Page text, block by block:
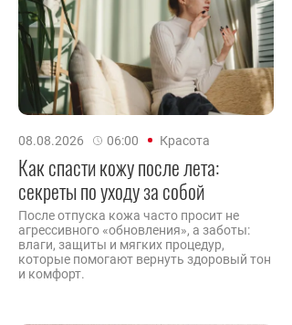
08.08.2026 06:00 Красота
Как спасти кожу после лета:
секреты по уходу за собой
После отпуска кожа часто просит не
агрессивного «обновления», а заботы:
влаги, защиты и мягких процедур,
которые помогают вернуть здоровый тон
и комфорт.